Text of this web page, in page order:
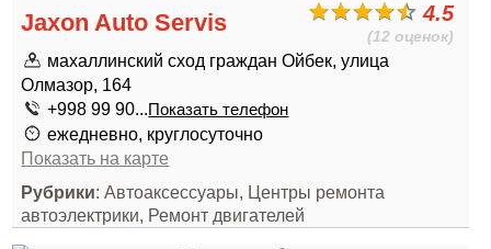
4.5
(12 оценок)
Jaxon Auto Servis
махаллинский сход граждан Ойбек, улица
Олмазор, 164
+998 99 90...Показать телефон
ежедневно, круглосуточно
Показать на карте
Рубрики: Автоаксессуары, Центры ремонта
автоэлектрики, Ремонт двигателей